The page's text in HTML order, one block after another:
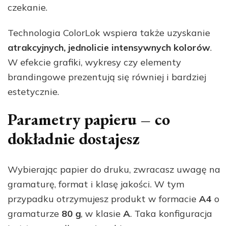
czekanie.
Technologia ColorLok wspiera także uzyskanie
atrakcyjnych, jednolicie intensywnych kolorów.
W efekcie grafiki, wykresy czy elementy
brandingowe prezentują się równiej i bardziej
estetycznie.
Parametry papieru – co
dokładnie dostajesz
Wybierając papier do druku, zwracasz uwagę na
gramaturę, format i klasę jakości. W tym
przypadku otrzymujesz produkt w formacie A4 o
gramaturze 80 g, w klasie A. Taka konfiguracja